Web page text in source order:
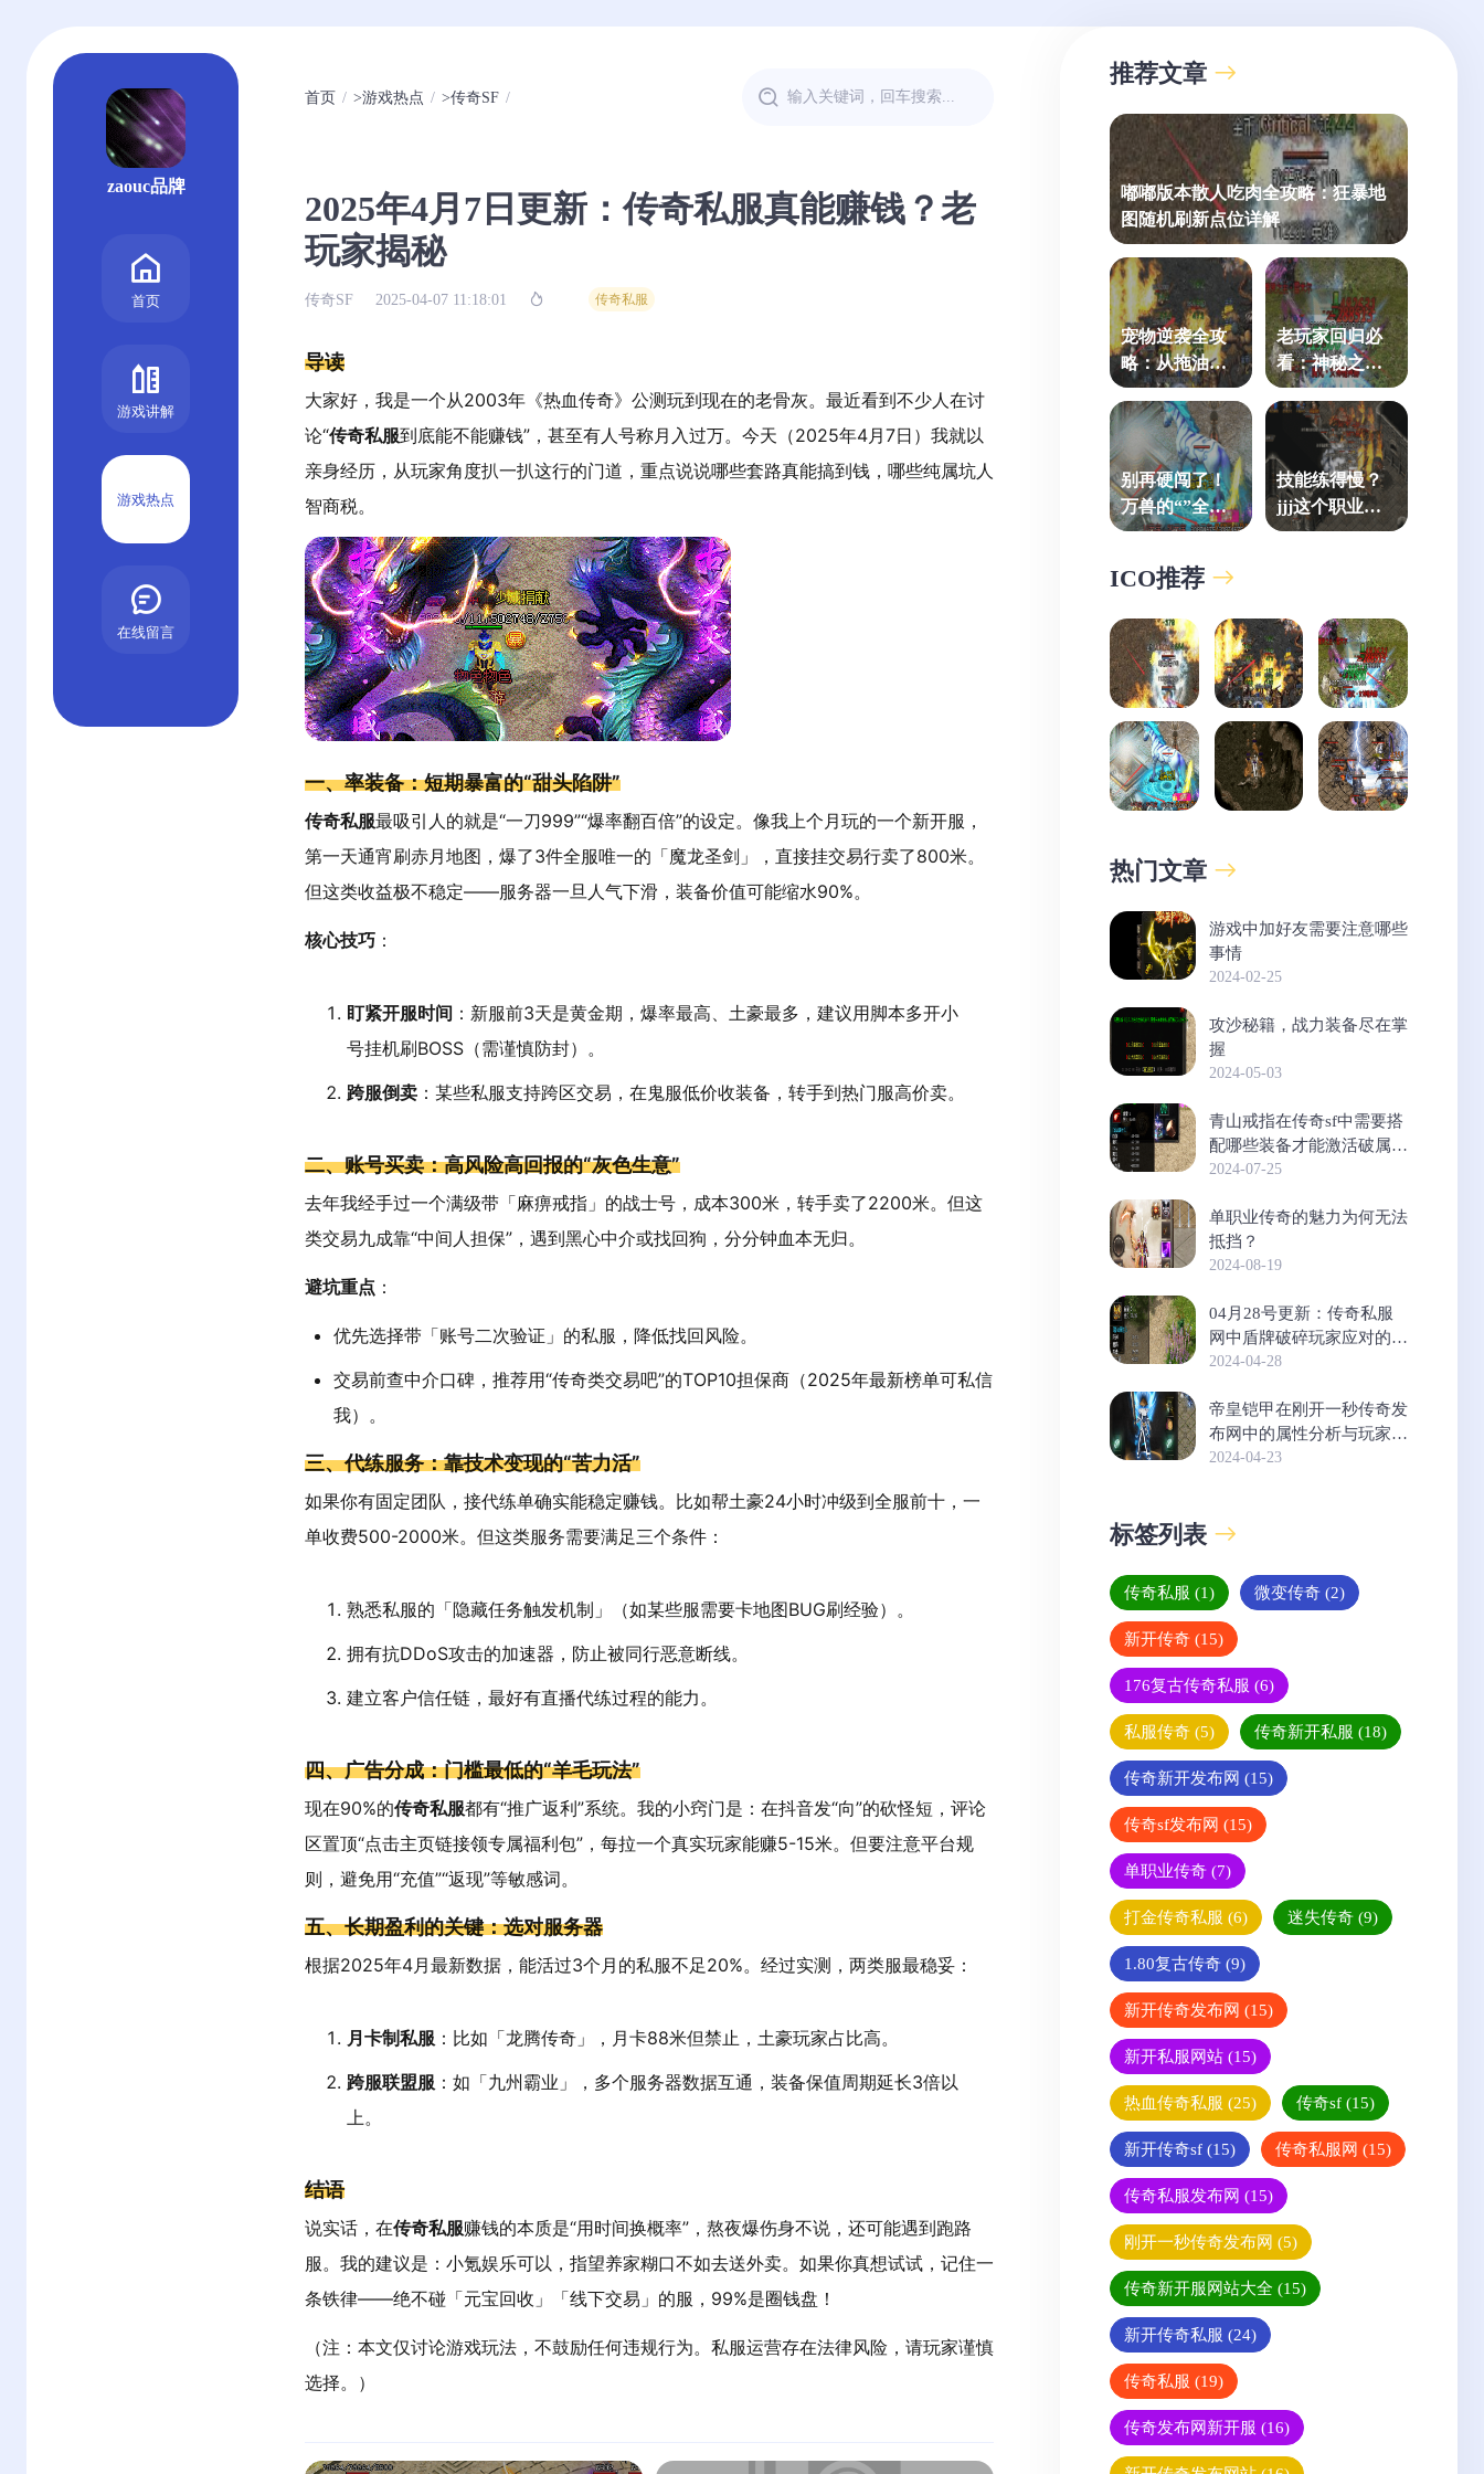
zaouc品牌
首页
游戏讲解
游戏热点
在线留言
首页 >游戏热点 >传奇SF
2025年4月7日更新：传奇私服真能赚钱？老
玩家揭秘
传奇SF 2025-04-07 11:18:01 传奇私服
导读
大家好，我是一个从2003年《热血传奇》公测玩到现在的老骨灰。最近看到不少人在讨
论“传奇私服到底能不能赚钱”，甚至有人号称月入过万。今天（2025年4月7日）我就以
亲身经历，从玩家角度扒一扒这行的门道，重点说说哪些套路真能搞到钱，哪些纯属坑人
智商税。
一、率装备：短期暴富的“甜头陷阱”
传奇私服最吸引人的就是“一刀999”“爆率翻百倍”的设定。像我上个月玩的一个新开服，
第一天通宵刷赤月地图，爆了3件全服唯一的「魔龙圣剑」，直接挂交易行卖了800米。
但这类收益极不稳定——服务器一旦人气下滑，装备价值可能缩水90%。
核心技巧 ：
盯紧开服时间 ：新服前3天是黄金期，爆率最高、土豪最多，建议用脚本多开小
号挂机刷BOSS（需谨慎防封）。
跨服倒卖 ：某些私服支持跨区交易，在鬼服低价收装备，转手到热门服高价卖。
二、账号买卖：高风险高回报的“灰色生意”
去年我经手过一个满级带「麻痹戒指」的战士号，成本300米，转手卖了2200米。但这
类交易九成靠“中间人担保”，遇到黑心中介或找回狗，分分钟血本无归。
避坑重点 ：
优先选择带「账号二次验证」的私服，降低找回风险。
交易前查中介口碑，推荐用“传奇类交易吧”的TOP10担保商（2025年最新榜单可私信
我）。
三、代练服务：靠技术变现的“苦力活”
如果你有固定团队，接代练单确实能稳定赚钱。比如帮土豪24小时冲级到全服前十，一
单收费500-2000米。但这类服务需要满足三个条件：
熟悉私服的「隐藏任务触发机制」（如某些服需要卡地图BUG刷经验）。
拥有抗DDoS攻击的加速器，防止被同行恶意断线。
建立客户信任链，最好有直播代练过程的能力。
四、广告分成：门槛最低的“羊毛玩法”
现在90%的传奇私服都有“推广返利”系统。我的小窍门是：在抖音发“向”的砍怪短，评论
区置顶“点击主页链接领专属福利包”，每拉一个真实玩家能赚5-15米。但要注意平台规
则，避免用“充值”“返现”等敏感词。
五、长期盈利的关键：选对服务器
根据2025年4月最新数据，能活过3个月的私服不足20%。经过实测，两类服最稳妥：
月卡制私服 ：比如「龙腾传奇」，月卡88米但禁止，土豪玩家占比高。
跨服联盟服 ：如「九州霸业」，多个服务器数据互通，装备保值周期延长3倍以
上。
结语
说实话，在传奇私服赚钱的本质是“用时间换概率”，熬夜爆伤身不说，还可能遇到跑路
服。我的建议是：小氪娱乐可以，指望养家糊口不如去送外卖。如果你真想试试，记住一
条铁律——绝不碰「元宝回收」「线下交易」的服，99%是圈钱盘！
（注：本文仅讨论游戏玩法，不鼓励任何违规行为。私服运营存在法律风险，请玩家谨慎
选择。）
推荐文章
嘟嘟版本散人吃肉全攻略：狂暴地
图随机刷新点位详解
宠物逆袭全攻
略：从拖油瓶
到战场顶梁柱
的进阶之路
老玩家回归必
看：神秘之尊
守卫的三种破
防节奏
别再硬闯了！
万兽的“”全在
这
技能练得慢？
jjj这个职业让
你进度条飞起
ICO推荐
热门文章
游戏中加好友需要注意哪些
事情
2024-02-25
攻沙秘籍，战力装备尽在掌
握
2024-05-03
青山戒指在传奇sf中需要搭
配哪些装备才能激活破属
性？
2024-07-25
单职业传奇的魅力为何无法
抵挡？
2024-08-19
04月28号更新：传奇私服
网中盾牌破碎玩家应对的有
效方法揭秘
2024-04-28
帝皇铠甲在刚开一秒传奇发
布网中的属性分析与玩家疑
惑解答
2024-04-23
标签列表
传奇私服 (1) 微变传奇 (2)
新开传奇 (15)
176复古传奇私服 (6)
私服传奇 (5) 传奇新开私服 (18)
传奇新开发布网 (15)
传奇sf发布网 (15)
单职业传奇 (7)
打金传奇私服 (6) 迷失传奇 (9)
1.80复古传奇 (9)
新开传奇发布网 (15)
新开私服网站 (15)
热血传奇私服 (25) 传奇sf (15)
新开传奇sf (15) 传奇私服网 (15)
传奇私服发布网 (15)
刚开一秒传奇发布网 (5)
传奇新开服网站大全 (15)
新开传奇私服 (24)
传奇私服 (19)
传奇发布网新开服 (16)